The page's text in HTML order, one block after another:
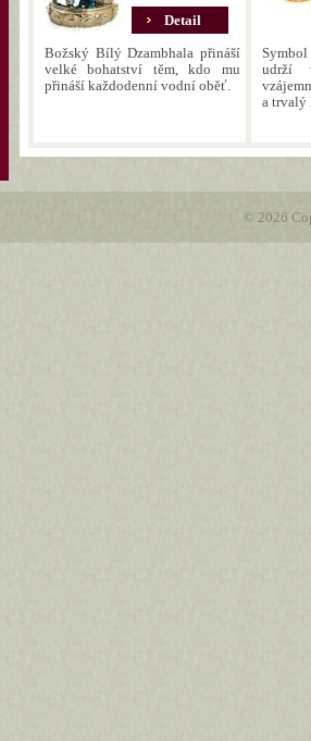
Detail
Božský Bílý Dzambhala přináší
velké bohatství těm, kdo mu
přináší každodenní vodní oběť.
udrží
a trvalý
© 2026